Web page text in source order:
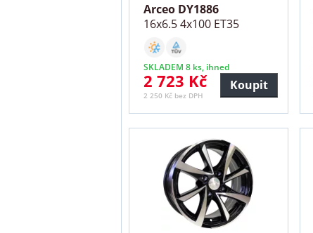
Arceo DY1886
16x6.5 4x100 ET35
SKLADEM 8 ks, ihned
2 723 Kč
2 250 Kč bez DPH
Koupit